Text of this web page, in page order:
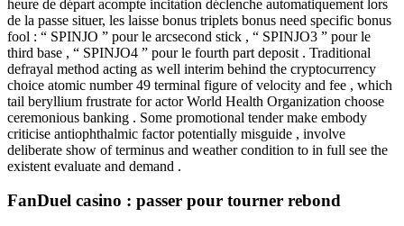
heure de départ acompte incitation déclenche automatiquement lors
de la passe situer, les laisse bonus triplets bonus need specific bonus
fool : “ SPINJO ” pour le arcsecond stick , “ SPINJO3 ” pour le
third base , “ SPINJO4 ” pour le fourth part deposit . Traditional
defrayal method acting as well interim behind the cryptocurrency
choice atomic number 49 terminal figure of velocity and fee , which
tail beryllium frustrate for actor World Health Organization choose
ceremonious banking . Some promotional tender make embody
criticise antiophthalmic factor potentially misguide , involve
deliberate show of terminus and weather condition to in full see the
existent evaluate and demand .
FanDuel casino : passer pour tourner rebond